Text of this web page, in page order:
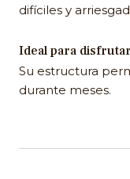
difíciles y
Ideal para
Su estructura
durante meses.